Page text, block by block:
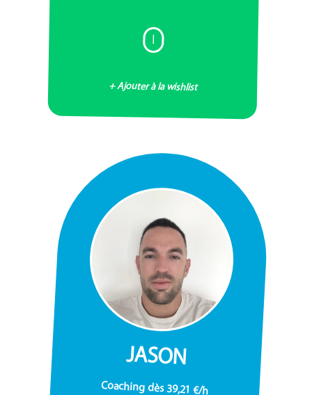
I
+ Ajouter à la wishlist
JASON
Coaching dès 39,21 €/h